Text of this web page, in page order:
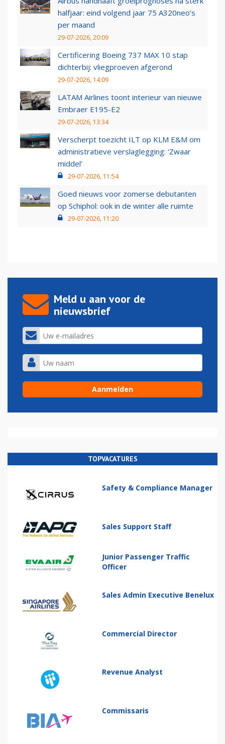
halfjaar: eind volgend jaar 75 A320neo’s
per maand
29-07-2026, 20:09
Certificering Boeing 737 MAX 10 stap
dichterbij: vliegproeven afgerond
29-07-2026, 14:09
LATAM Airlines toont interieur van nieuwe
Embraer E195-E2
29-07-2026, 13:34
Verscherpt toezicht ILT op KLM E&M om
administratieve verslaglegging: ‘Zwaar
middel’
29-07-2026, 11:54
Goed nieuws voor zomerse debutanten
op Schiphol: ook in de winter alle ruimte
29-07-2026, 11:20
Meld u aan voor de
nieuwsbrief
TOPVACATURES
Safety & Compliance Manager
Sales Support Staff
Junior Passenger Traffic
Officer
Sales Admin Executive Benelux
Commercial Director
Revenue Analyst
Commissaris